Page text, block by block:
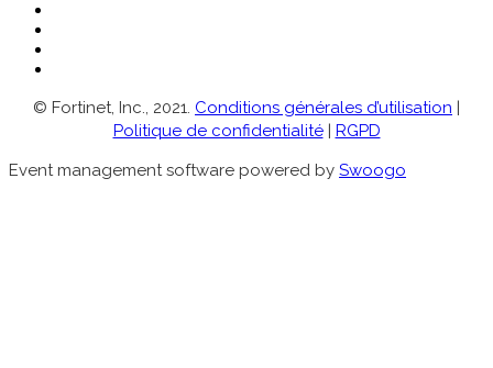
© Fortinet, Inc., 2021. Conditions générales d’utilisation |
Politique de confidentialité| RGPD
Event management software powered by Swoogo